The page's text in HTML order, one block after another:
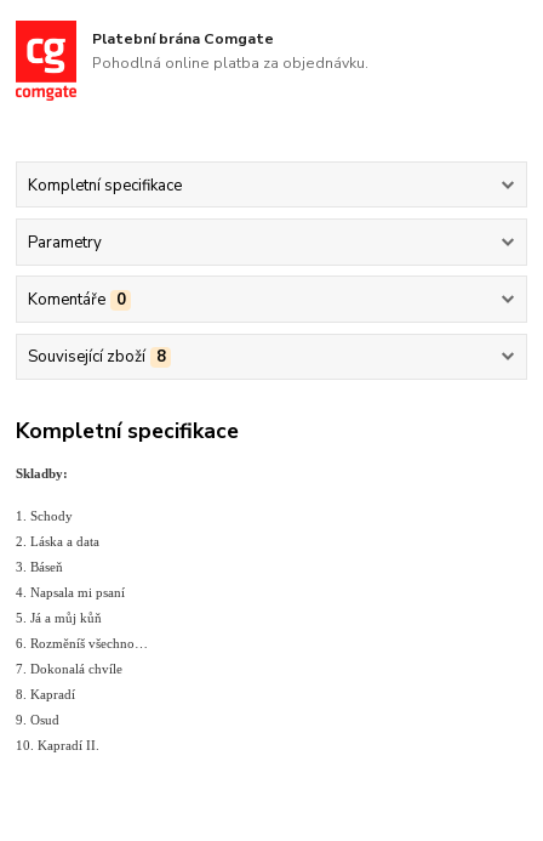
Platební brána Comgate
Pohodlná online platba za objednávku.
Kompletní specifikace
Parametry
Komentáře 0
Související zboží 8
Kompletní specifikace
Skladby:
1. Schody
2. Láska a data
3. Báseň
4. Napsala mi psaní
5. Já a můj kůň
6. Rozměníš všechno…
7. Dokonalá chvíle
8. Kapradí
9. Osud
10. Kapradí II.